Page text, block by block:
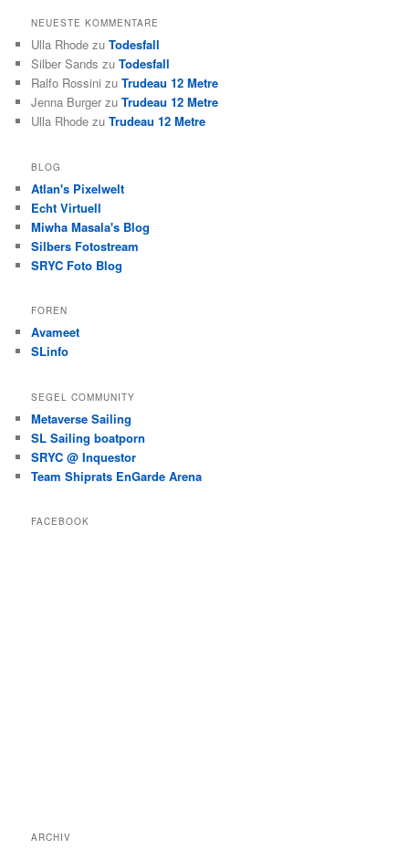
NEUESTE KOMMENTARE
Ulla Rhode zuTodesfall
Silber Sands zuTodesfall
Ralfo Rossini zuTrudeau 12 Metre
Jenna Burger zuTrudeau 12 Metre
Ulla Rhode zuTrudeau 12 Metre
BLOG
Atlan's Pixelwelt
Echt Virtuell
Miwha Masala's Blog
Silbers Fotostream
SRYC Foto Blog
FOREN
Avameet
SLinfo
SEGEL COMMUNITY
Metaverse Sailing
SL Sailing boatporn
SRYC @ Inquestor
Team Shiprats EnGarde Arena
FACEBOOK
ARCHIV